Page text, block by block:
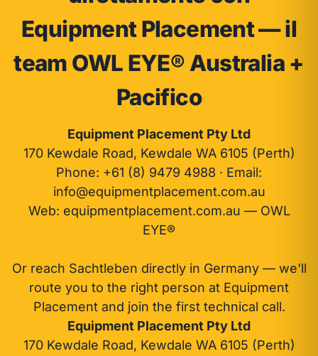
Equipment Placement — il
team OWL EYE® Australia +
Pacifico
Equipment Placement Pty Ltd
170 Kewdale Road, Kewdale WA 6105 (Perth)
Phone: +61 (8) 9479 4988 · Email:
info@equipmentplacement.com.au
Web: equipmentplacement.com.au — OWL
EYE®
Or reach Sachtleben directly in Germany — we'll
route you to the right person at Equipment
Placement and join the first technical call.
Equipment Placement Pty Ltd
170 Kewdale Road, Kewdale WA 6105 (Perth)